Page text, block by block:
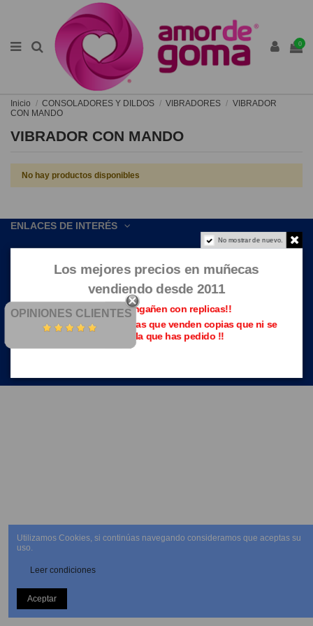
0
Inicio CONSOLADORES Y DILDOS VIBRADORES
VIBRADOR
CON MANDO
VIBRADOR CON MANDO
No hay productos disponibles
ENLACES DE INTERÉS
OPINIONES CLIENTES
No mostrar de nuevo.
Los mejores precios en muñecas
vendiendo desde 2011
Que no te engañen con replicas!!
Evita las páginas piratas que venden copias que ni se
parecen a la que has pedido !!
Utilizamos Cookies, si continúas navegando consideramos que aceptas su
uso.
Leer condiciones
Aceptar